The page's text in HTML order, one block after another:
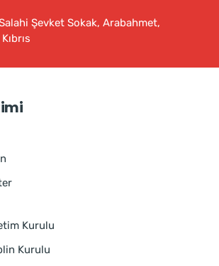
Şevket Sokak, Arabahmet,
Kurulu
Kurulu